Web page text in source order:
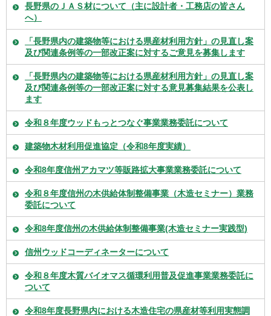
長野県のＪＡＳ材について（主に設計者・工務店の皆さん
へ）
「長野県内の建築物等における県産材利用方針」の見直し案
及び関連条例等の一部改正案に対するご意見を募集します
「長野県内の建築物等における県産材利用方針」の見直し案
及び関連条例等の一部改正案に対する意見募集結果を公表し
ます
令和８年度ウッドもっとつなぐ事業業務委託について
建築物木材利用促進協定（令和8年度実績）
令和8年度信州アカマツ等販路拡大事業業務委託について
令和８年度信州の木供給体制整備事業（木造セミナー）業務
委託について
令和8年度信州の木供給体制整備事業(木造セミナー実践型)
信州ウッドコーディネーターについて
令和８年度木質バイオマス循環利用普及促進事業業務委託に
ついて
令和8年度長野県内における木造住宅の県産材等利用実態調